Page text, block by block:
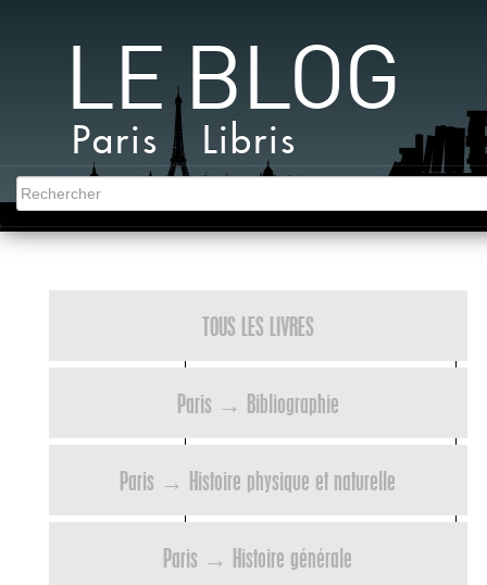
LE BLOG
Paris Libris
TOUS LES LIVRES
Paris → Bibliographie
Paris → Histoire physique et naturelle
Paris → Histoire générale